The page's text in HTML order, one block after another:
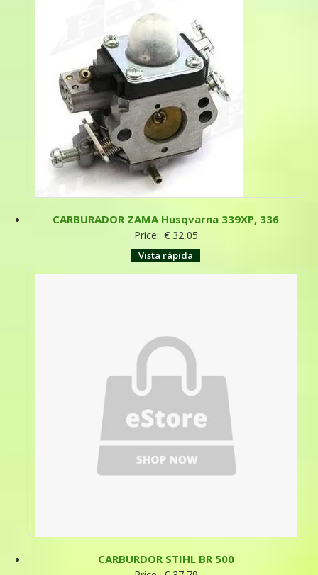
CARBURADOR ZAMA Husqvarna 339XP, 336
Price: €32,05
Vista rápida
CARBURDOR STIHL BR 500